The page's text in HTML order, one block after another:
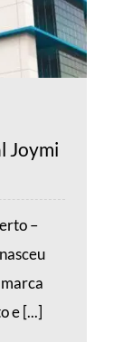
Joymi
–
e [...]